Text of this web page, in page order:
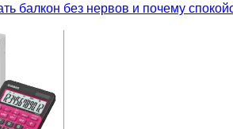
балкон без нервов и почему